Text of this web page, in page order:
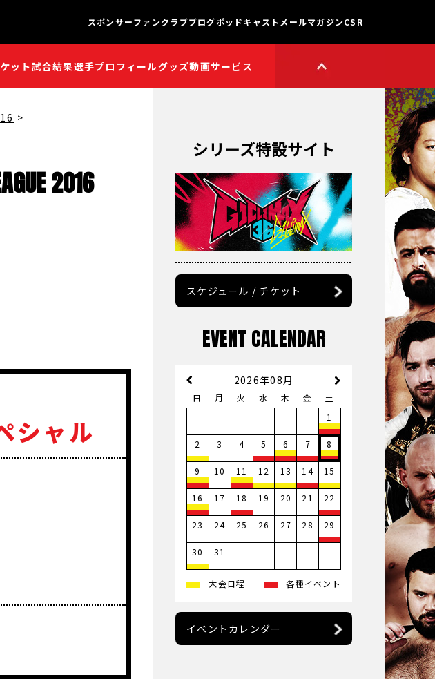
ット試合結果選手プロフィールグッズ動画サービス
獣神サンダー・ライガー
矢野通プロデュース!!
スイーツ真壁チャンネル
聖帝タイチのゲーム実況
チャンネル
鷹木信悟ちゃんねる
オーカーンチャンネル
スポンサーファンクラブブログポッドキャスト メールマガジンCSR
2016
シャル
シリーズ特設サイト
スケジュール / チケット
EVENT CALENDAR
2026年08月
日 月 火 水 木 金
土
1
2 3 4 5 6 7 8
9 10 11 12 13 14 15
16 17 18 19 20 21 22
23 24 25 26 27 28 29
30 31
大会日程 各種イベント
イベントカレンダー